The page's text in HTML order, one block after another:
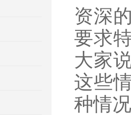
资深
要求
大家
这些
种情